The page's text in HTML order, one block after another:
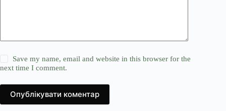
Save my name, email and website in this browser for the
next time I comment.
Опублікувати коментар